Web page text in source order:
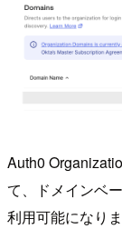
Auth0
て、ドメインベ
利用可能になりま